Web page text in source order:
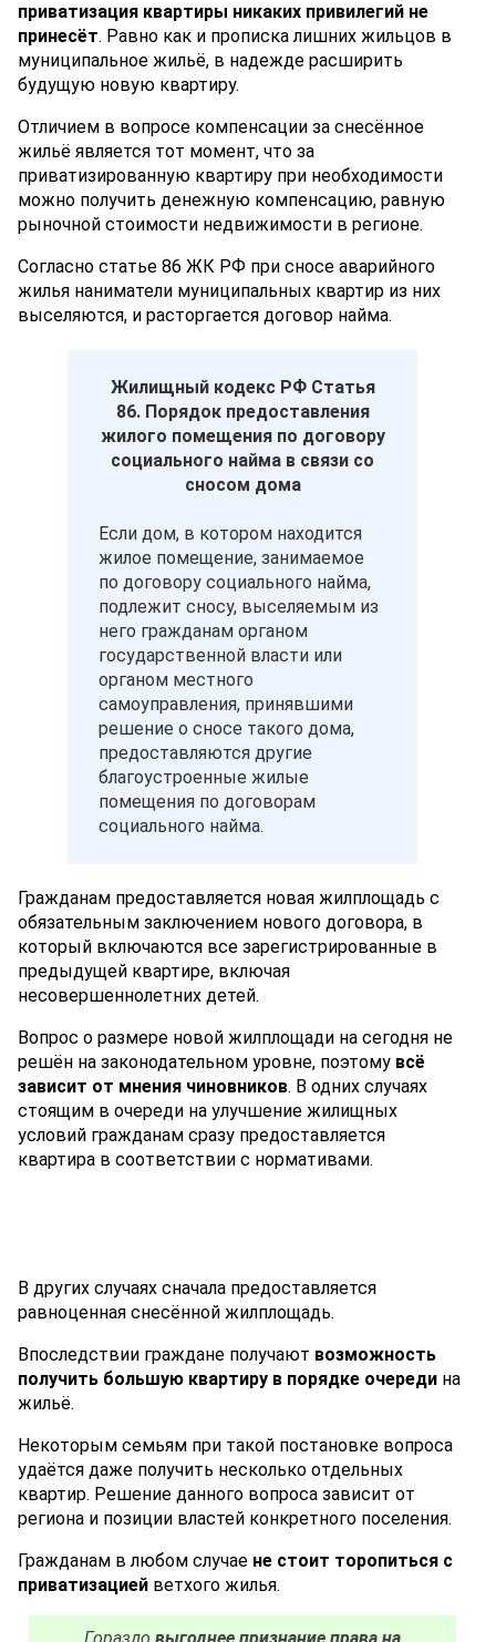
приватизация квартиры никаких привилегий не
принесёт. Равно как и прописка лишних жильцов в
муниципальное жильё, в надежде расширить
будущую новую квартиру.
Отличием в вопросе компенсации за снесённое
жильё является тот момент, что за
приватизированную квартиру при необходимости
можно получить денежную компенсацию, равную
рыночной стоимости недвижимости в регионе.
Согласно статье 86 ЖК РФ при сносе аварийного
жилья наниматели муниципальных квартир из них
выселяются, и расторгается договор найма.
Жилищный кодекс РФ Статья
86. Порядок предоставления
жилого помещения по договору
социального найма в связи со
сносом дома
Если дом, в котором находится
жилое помещение, занимаемое
по договору социального найма,
подлежит сносу, выселяемым из
него гражданам органом
государственной власти или
органом местного
самоуправления, принявшими
решение о сносе такого дома,
предоставляются другие
благоустроенные жилые
помещения по договорам
социального найма.
Гражданам предоставляется новая жилплощадь с
обязательным заключением нового договора, в
который включаются все зарегистрированные в
предыдущей квартире, включая
несовершеннолетних детей.
Вопрос о размере новой жилплощади на сегодня не
решён на законодательном уровне, поэтому всё
зависит от мнения чиновников. В одних случаях
стоящим в очереди на улучшение жилищных
условий гражданам сразу предоставляется
квартира в соответствии с нормативами.
В других случаях сначала предоставляется
равноценная снесённой жилплощадь.
Впоследствии граждане получают возможность
получить большую квартиру в порядке очереди на
жильё.
Некоторым семьям при такой постановке вопроса
удаётся даже получить несколько отдельных
квартир. Решение данного вопроса зависит от
региона и позиции властей конкретного поселения.
Гражданам в любом случае не стоит торопиться с
приватизацией ветхого жилья.
Гораздо выгоднее признание права на